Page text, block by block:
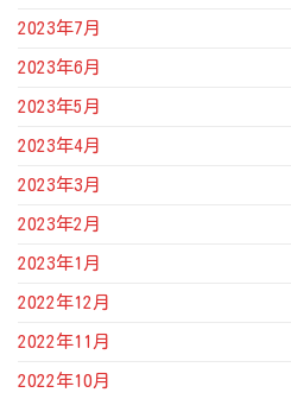
2023年7月
2023年6月
2023年5月
2023年4月
2023年3月
2023年2月
2023年1月
2022年12月
2022年11月
2022年10月